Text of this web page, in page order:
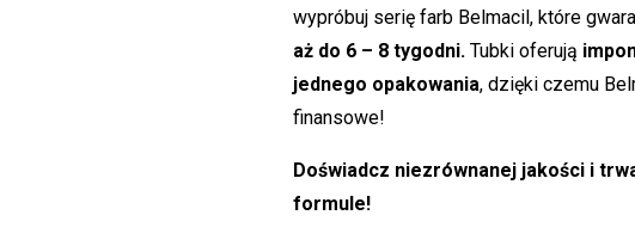
wypróbuj serię farb Belmacil, które
aż do 6 – 8 tygodni. Tubki oferują
jednego opakowania, dzięki czemu
finansowe!
Doświadcz niezrównanej jakości i
formule!